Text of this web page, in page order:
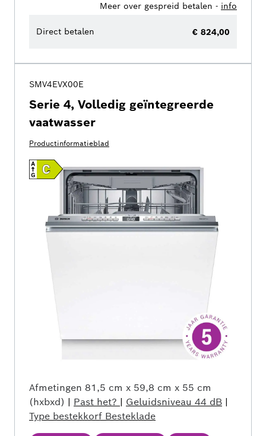
Meer over gespreid betalen - info
Direct betalen € 824,00
SMV4EVX00E
Serie 4, Volledig geïntegreerde
vaatwasser
Productinformatieblad
Afmetingen 81,5 cm x 59,8 cm x 55 cm
(hxbxd) | Past het? | Geluidsniveau 44 dB |
Type bestekkorf Besteklade